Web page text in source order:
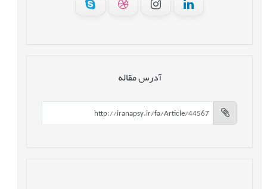
آدرس مقاله